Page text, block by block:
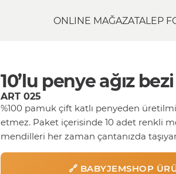
ONLINE MAĞAZATALEP
10’lu penye ağız bezi
ART 025
%100 pamuk çift katlı penyeden
etmez. Paket içerisinde 10 adet renkli
mendilleri her zaman çantanızda
🔗 BABYJEMSHOP